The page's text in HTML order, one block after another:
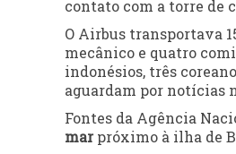
contato com a torre de
O Airbus transportava
mecânico e quatro
indonésios, três
aguardam por notícias
Fontes da Agência
marpróximo à ilha de